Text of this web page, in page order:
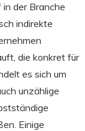
der Branche
indirekte
die konkret für
es sich um
unzählige
Einige